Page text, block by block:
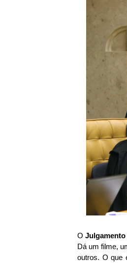
O
Dá um filme,
outros. O que